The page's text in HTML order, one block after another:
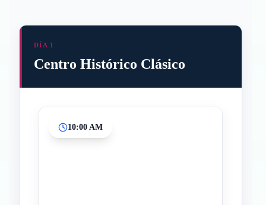
DÍA 1
Centro Histórico Clásico
10:00 AM